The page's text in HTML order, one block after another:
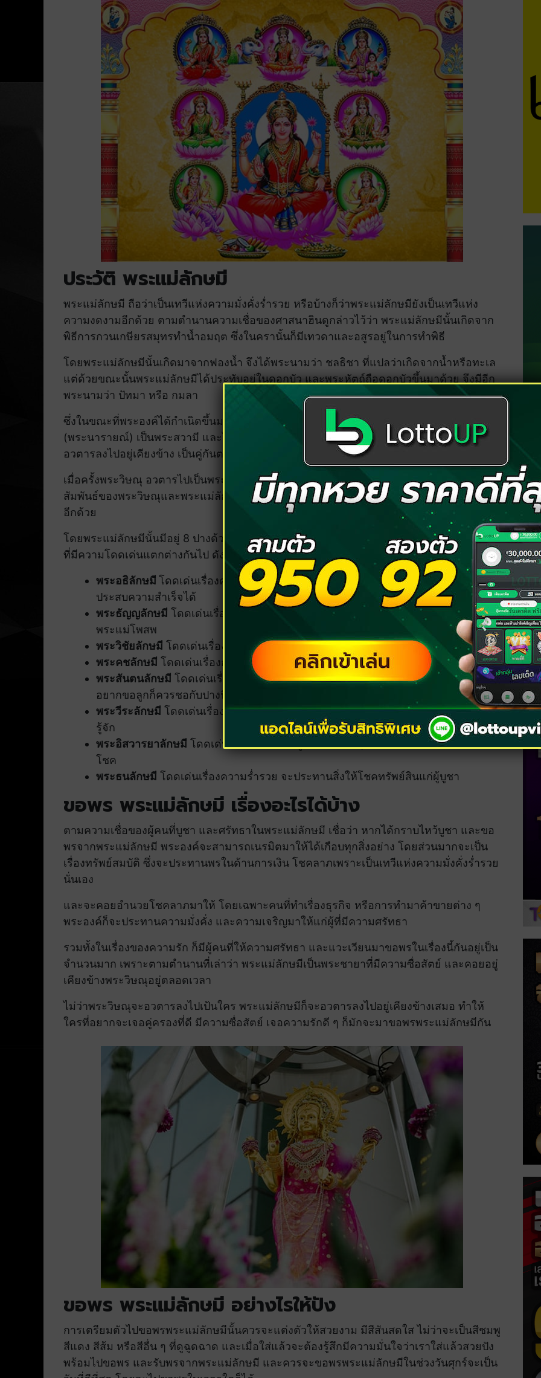
ประวัติ พระแม่ลักษมี
พระแม่ลักษมี ถือว่าเป็นเทวีแห่งความมั่งคั่งร่ำรวย หรือบ้างก็ว่าพระแม่ลักษมียังเป็นเทวีแห่ง
ความงดงามอีกด้วย ตามตำนานความเชื่อของศาสนาฮินดูกล่าวไว้ว่า พระแม่ลักษมีนั้นเกิดจาก
พิธีการกวนเกษียรสมุทรทำน้ำอมฤต ซึ่งในครานั้นก็มีเทวดาและอสูรอยู่ในการทำพิธี
โดยพระแม่ลักษมีนั้นเกิดมาจากฟองน้ำ จึงได้พระนามว่า ชลธิชา ที่แปลว่าเกิดจากน้ำหรือทะเล
แต่ด้วยขณะนั้นพระแม่ลักษมีได้ประทับอยู่ในดอกบัว และพระหัตถ์ถือดอกบัวขึ้นมาด้วย จึงมีอีก
พระนามว่า ปัทมา หรือ กมลา
ซึ่งในขณะที่พระองค์ได้กำเนิดขึ้นมานั้น จะต้องมีการเลือกคู่ ซึ่งพระแม่ลักษมีก็ได้เลือกพระวิษณุ
(พระนารายณ์) เป็นพระสวามี และไม่ว่าพระวิษณุจะอวตารลงไปเป็นใคร พระแม่ลักษมีก็จะ
อวตารลงไปอยู่เคียงข้าง เป็นคู่กันตลอดไป
เมื่อครั้งพระวิษณุ อวตารไปเป็นพระราม พระแม่ลักษมีก็ได้อวตารไปเป็นนางสีดา ซึ่งความ
สัมพันธ์ของพระวิษณุและพระแม่ลักษมีนี้ ก็ได้กลายเป็นความเชื่อในพิธีกรรมการสมรสแบบฮินดู
อีกด้วย
โดยพระแม่ลักษมีนั้นมีอยู่ 8 ปางด้วยกัน ที่เรียกว่า พระอัษฏลักษมี ซึ่งในแต่ละปางก็ให้โชคลาภ
ที่มีความโดดเด่นแตกต่างกันไป ดังต่อไปนี้
พระอธิลักษมี โดดเด่นเรื่องความคิดริเริ่มสร้างสรรค์ ไม่ว่าคิดริเริ่มทำสิ่งใด ก็ทำให้งาน
ประสบความสำเร็จได้
พระธัญญลักษมี โดดเด่นเรื่องความอุดมสมบูรณ์ มีความเชื่อว่าพระแม่ลักษมีในปางนี้ คือ
พระแม่โพสพ
พระวิชัยลักษมี โดดเด่นเรื่องการต่อสู้ สามารถเอาชนะอุปสรรคทั้งปวงได้
พระคชลักษมี โดดเด่นเรื่องการมีอำนาจ บารมี หากทำธุรกิจควรบูชาปางนี้
พระสันตนลักษมี โดดเด่นเรื่องการคุ้มครอง ดูแลครอบครัว ให้ครอบครัวมีความสุข หาก
อยากขอลูกก็ควรชอกับปางนี้
พระวีระลักษมี โดดเด่นเรื่องความมีชื่อเสียงโด่งดัง ได้รับชื่อเสียง ได้รับคำชม และเป็นที่
รู้จัก
พระอิสวารยาลักษมี โดดเด่นเรื่องความรอบรู้ในด้านต่าง ๆ และให้โชคลาภ การเสี่ยง
โชค
พระธนลักษมี โดดเด่นเรื่องความร่ำรวย จะประทานสิ่งให้โชคทรัพย์สินแก่ผู้บูชา
ขอพร พระแม่ลักษมี เรื่องอะไรได้บ้าง
ตามความเชื่อของผู้คนที่บูชา และศรัทธาในพระแม่ลักษมี เชื่อว่า หากได้กราบไหว้บูชา และขอ
พรจากพระแม่ลักษมี พระองค์จะสามารถเนรมิตมาให้ได้เกือบทุกสิ่งอย่าง โดยส่วนมากจะเป็น
เรื่องทรัพย์สมบัติ ซึ่งจะประทานพรในด้านการเงิน โชคลาภเพราะเป็นเทวีแห่งความมั่งคั่งร่ำรวย
นั่นเอง
และจะคอยอำนวยโชคลาภมาให้ โดยเฉพาะคนที่ทำเรื่องธุรกิจ หรือการทำมาค้าขายต่าง ๆ
พระองค์ก็จะประทานความมั่งคั่ง และความเจริญมาให้แก่ผู้ที่มีความศรัทธา
รวมทั้งในเรื่องของความรัก ก็มีผู้คนที่ให้ความศรัทธา และแวะเวียนมาขอพรในเรื่องนี้กันอยู่เป็น
จำนวนมาก เพราะตามตำนานที่เล่าว่า พระแม่ลักษมีเป็นพระชายาที่มีความซื่อสัตย์ และคอยอยู่
เคียงข้างพระวิษณุอยู่ตลอดเวลา
ไม่ว่าพระวิษณุจะอวตารลงไปเป้นใคร พระแม่ลักษมีก็จะอวตารลงไปอยู่เคียงข้างเสมอ ทำให้
ใครที่อยากจะเจอคู่ครองที่ดี มีความซื่อสัตย์ เจอความรักดี ๆ ก็มักจะมาขอพรพระแม่ลักษมีกัน
ขอพร พระแม่ลักษมี อย่างไรให้ปัง
การเตรียมตัวไปขอพรพระแม่ลักษมีนั้นควรจะแต่งตัวให้สวยงาม มีสีสันสดใส ไม่ว่าจะเป็นสีชมพู
สีแดง สีส้ม หรือสีอื่น ๆ ที่ดูฉูดฉาด และเมื่อใส่แล้วจะต้องรู้สึกมีความมั่นใจว่าเราใส่แล้วสวยปัง
พร้อมไปขอพร และรับพรจากพระแม่ลักษมี และควรจะขอพรพระแม่ลักษมีในช่วงวันศุกร์จะเป็น